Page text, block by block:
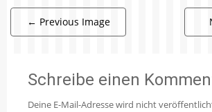
← Previous Image
Schreibe einen
Deine E-Mail-Adresse wird nicht